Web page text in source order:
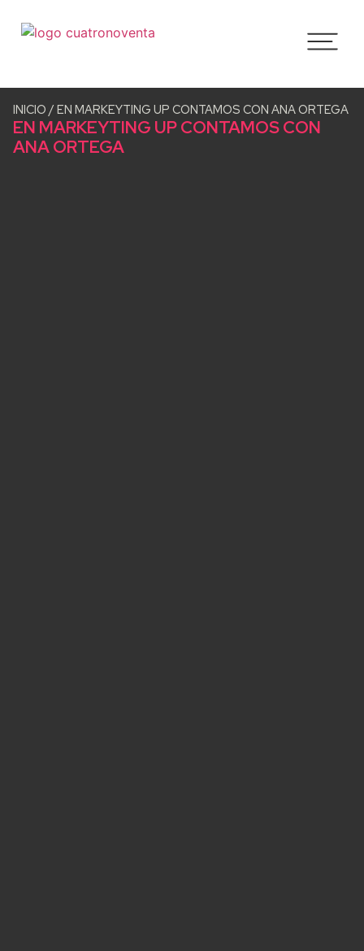
INICIO / EN MARKEYTING UP CONTAMOS CON ANA ORTEGA
EN MARKEYTING UP CONTAMOS CON
ANA ORTEGA